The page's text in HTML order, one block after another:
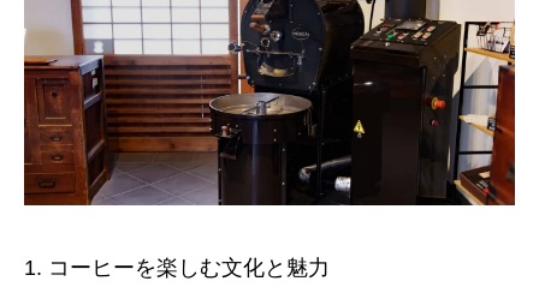
1. コーヒーを楽しむ文化と魅力